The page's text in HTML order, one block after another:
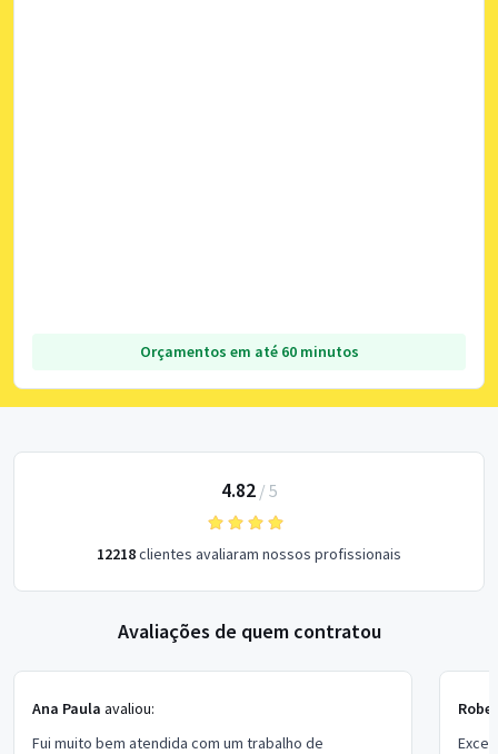
Orçamentos em até 60 minutos
4.82/ 5
12218clientes avaliaram nossos profissionais
Avaliações de quem contratou
Ana Paula avaliou:
Fui muito bem atendida com um trabalho de